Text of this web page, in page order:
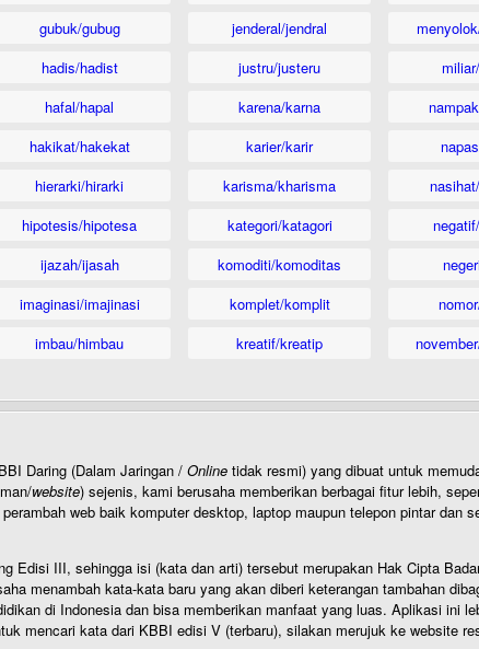
gubuk/gubug
hadis/hadist
hafal/hapal
hakikat/hakekat
hierarki/hirarki
hipotesis/hipotesa
ijazah/ijasah
imaginasi/imajinasi
imbau/himbau
jenderal/jendral
justru/justeru
karena/karna
karier/karir
karisma/kharisma
kategori/katagori
komoditi/komoditas
komplet/komplit
kreatif/kreatip
Daring (Dalam Jaringan / Online tidak resmi) yang dibuat untuk
website) sejenis, kami berusaha memberikan berbagai fitur lebih,
web baik komputer desktop, laptop maupun telepon pintar dan
Edisi III, sehingga isi (kata dan arti) tersebut merupakan Hak Cipta
menambah kata-kata baru yang akan diberi keterangan tambahan
di Indonesia dan bisa memberikan manfaat yang luas. Aplikasi ini
mencari kata dari KBBI edisi V (terbaru), silakan merujuk ke website